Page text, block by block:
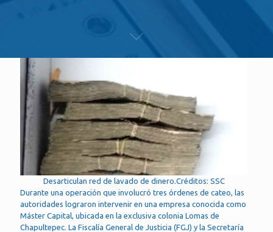
Desarticulan red de lavado de dinero.Créditos: SSC
Durante una operación que involucró tres órdenes de cateo, las
autoridades lograron intervenir en una empresa conocida como
Máster Capital, ubicada en la exclusiva colonia Lomas de
Chapultepec. La Fiscalía General de Justicia (FGJ) y la Secretaría